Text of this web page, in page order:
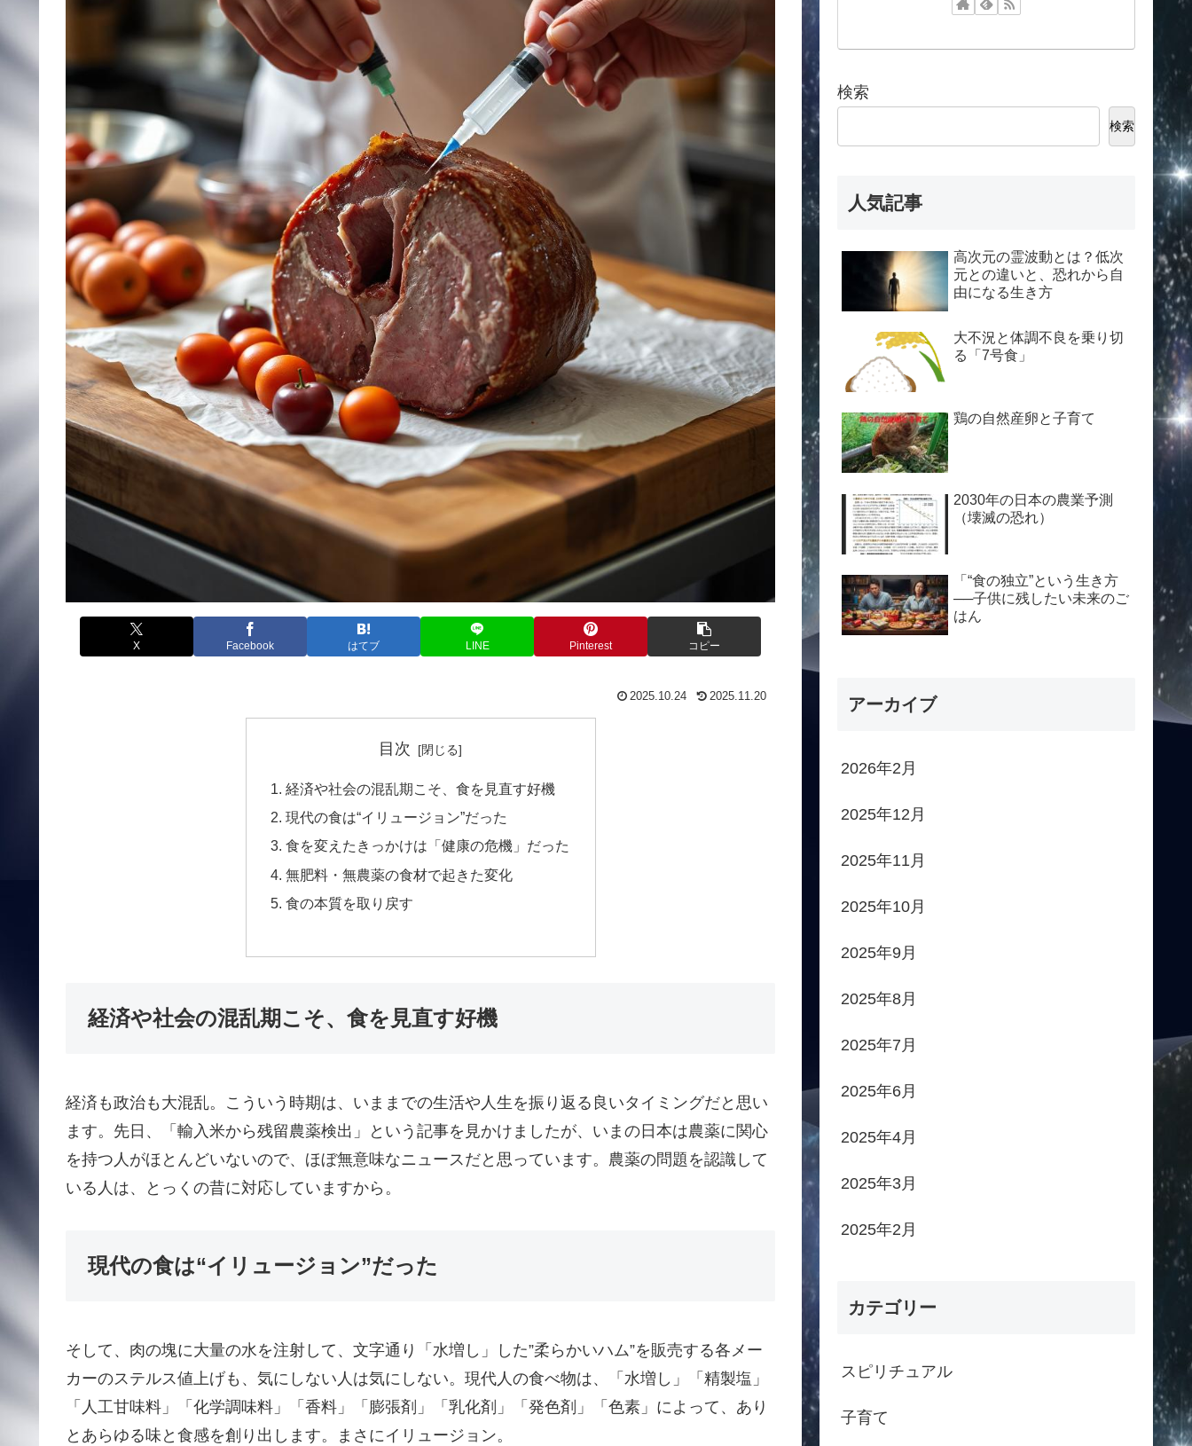
X Facebook はてブ LINE Pinterest コピー
2025.10.24 2025.11.20
目次
経済や社会の混乱期こそ、食を見直す好機
現代の食は“イリュージョン”だった
食を変えたきっかけは「健康の危機」だった
無肥料・無農薬の食材で起きた変化
食の本質を取り戻す
経済や社会の混乱期こそ、食を見直す好機
経済も政治も大混乱。こういう時期は、いままでの生活や人生を振り返る良いタイミングだと思い
ます。先日、「輸入米から残留農薬検出」という記事を見かけましたが、いまの日本は農薬に関心
を持つ人がほとんどいないので、ほぼ無意味なニュースだと思っています。農薬の問題を認識して
いる人は、とっくの昔に対応していますから。
現代の食は“イリュージョン”だった
そして、肉の塊に大量の水を注射して、文字通り「水増し」した”柔らかいハム”を販売する各メー
カーのステルス値上げも、気にしない人は気にしない。現代人の食べ物は、「水増し」「精製塩」
「人工甘味料」「化学調味料」「香料」「膨張剤」「乳化剤」「発色剤」「色素」によって、あり
とあらゆる味と食感を創り出します。まさにイリュージョン。
検索
検索
人気記事
高次元の霊波動とは？低次
元との違いと、恐れから自
由になる生き方
大不況と体調不良を乗り切
る「7号食」
鶏の自然産卵と子育て
2030年の日本の農業予測
（壊滅の恐れ）
「“食の独立”という生き方
──子供に残したい未来のご
はん
アーカイブ
2026年2月
2025年12月
2025年11月
2025年10月
2025年9月
2025年8月
2025年7月
2025年6月
2025年4月
2025年3月
2025年2月
カテゴリー
スピリチュアル
子育て